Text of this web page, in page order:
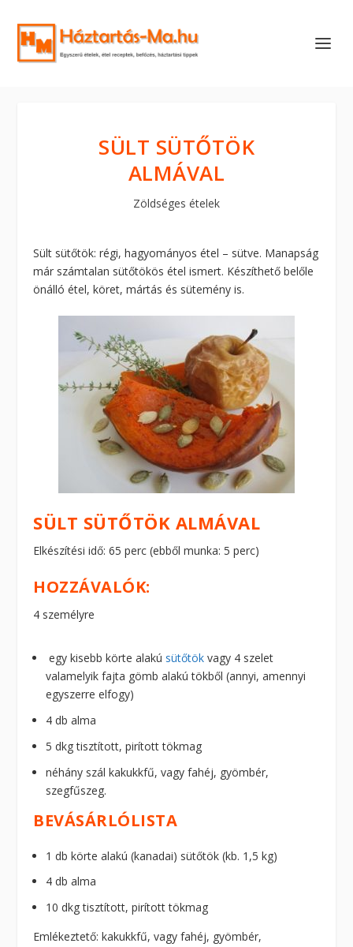
SÜLT SÜTŐTÖK
ALMÁVAL
Zöldséges ételek
Sült sütőtök: régi, hagyományos étel – sütve. Manapság
már számtalan sütőtökös étel ismert. Készíthető belőle
önálló étel, köret, mártás és sütemény is.
SÜLT SÜTŐTÖK ALMÁVAL
Elkészítési idő: 65 perc (ebből munka: 5 perc)
HOZZÁVALÓK:
4 személyre
egy kisebb körte alakú sütőtök vagy 4 szelet
valamelyik fajta gömb alakú tökből (annyi, amennyi
egyszerre elfogy)
4 db alma
5 dkg tisztított, pirított tökmag
néhány szál kakukkfű, vagy fahéj, gyömbér,
szegfűszeg.
BEVÁSÁRLÓLISTA
1 db körte alakú (kanadai) sütőtök (kb. 1,5 kg)
4 db alma
10 dkg tisztított, pirított tökmag
Emlékeztető: kakukkfű, vagy fahéj, gyömbér,